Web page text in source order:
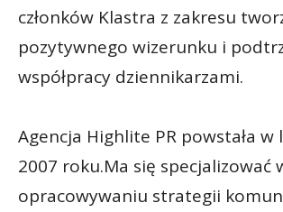
członków Klastra z zakresu
pozytywnego wizerunku i
współpracy dziennikarzami.
Agencja Highlite PR powstała
2007 roku.Ma się specjalizować
opracowywaniu strategii